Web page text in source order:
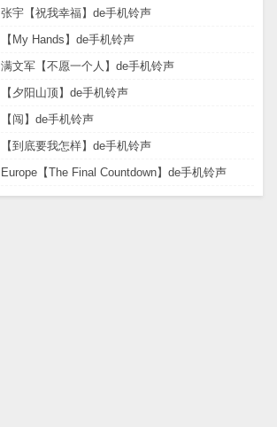
张宇【祝我幸福】de手机铃声
【My Hands】de手机铃声
满文军【不愿一个人】de手机铃声
【夕阳山顶】de手机铃声
【闯】de手机铃声
【到底要我怎样】de手机铃声
Europe【The Final Countdown】de手机铃声